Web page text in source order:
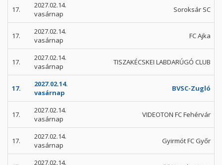
17.
2027.02.14.
vasárnap
Soroksár SC
17.
2027.02.14.
vasárnap
FC Ajka
17.
2027.02.14.
vasárnap
TISZAKÉCSKEI LABDARÚGÓ CLUB
17.
2027.02.14.
vasárnap
BVSC-Zugló
17.
2027.02.14.
vasárnap
VIDEOTON FC Fehérvár
17.
2027.02.14.
vasárnap
Gyirmót FC Győr
2027.02.14.